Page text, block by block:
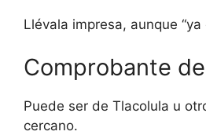
Llévala impresa, aunque “ya
Comprobante
Puede ser de Tlacolula u
cercano.